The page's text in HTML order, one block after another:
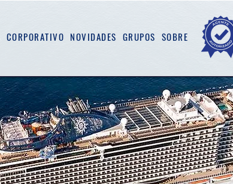
CORPORATIVO NOVIDADES GRUPOS SOBRE